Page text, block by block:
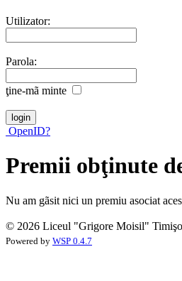
Utilizator:
Parola:
ţine-mã minte
OpenID?
Premii obţinute
Nu am gãsit nici un premiu asociat
© 2026 Liceul "Grigore Moisil"
Powered by WSP 0.4.7